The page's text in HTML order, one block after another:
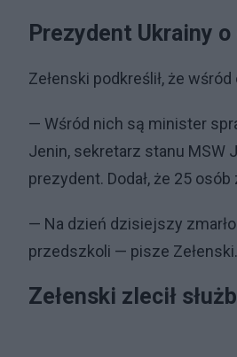
Prezydent Ukrainy
Zełenski podkreślił, że
— Wśród nich są minister
Jenin, sekretarz stanu MSW
prezydent. Dodał, że 25
— Na dzień dzisiejszy
przedszkoli — pisze Zełenski.
Zełenski zlecił